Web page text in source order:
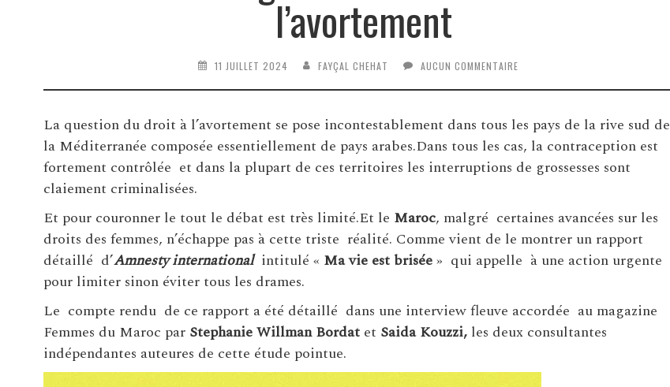
l’avortement
11 JUILLET 2024 FAYÇAL CHEHAT AUCUN COMMENTAIRE
La question du droit à l’avortement se pose incontestablement dans tous les pays de la rive sud de
la Méditerranée composée essentiellement de pays arabes.Dans tous les cas, la contraception est
fortement contrôlée et dans la plupart de ces territoires les interruptions de grossesses sont
claiement criminalisées.
Et pour couronner le tout le débat est très limité.Et le Maroc, malgré certaines avancées sur les
droits des femmes, n’échappe pas à cette triste réalité. Comme vient de le montrer un rapport
détaillé d’Amnesty internationalintitulé « Ma vie est brisée» qui appelle à une action urgente
pour limiter sinon éviter tous les drames.
Le compte rendu de ce rapport a été détaillé dans une interview fleuve accordée au magazine
Femmes du Maroc par Stephanie Willman Bordatet Saida Kouzzi,les deux consultantes
indépendantes auteures de cette étude pointue.